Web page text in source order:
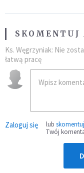
SKOMENTUJ
Ks. Węgrzyniak: Nie
łatwą pracę
Zaloguj się lub
Twój